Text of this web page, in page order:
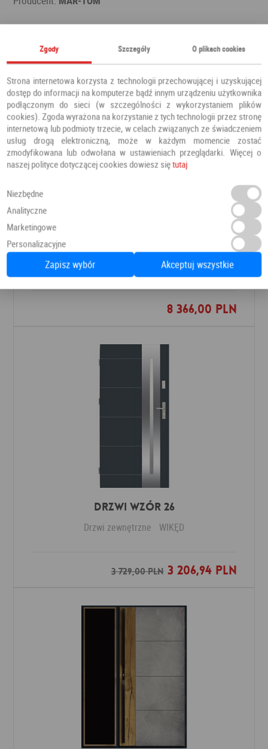
Polecamy również
Drzwi zewnętrzne Barański
8 366,00 PLN
Dodaj do ulubionych
Drzwi Wzór 26
Drzwi zewnętrzne WIKĘD
3 729,00 PLN3 206,94 PLN
Dodaj do ulubionych
Zgody Szczegóły O plikach cookies
Strona internetowa korzysta z technologii przechowującej i uzyskującej
dostęp do informacji na komputerze bądź innym urządzeniu użytkownika
podłączonym do sieci (w szczególności z wykorzystaniem plików
cookies). Zgoda wyrażona na korzystanie z tych technologii przez stronę
internetową lub podmioty trzecie, w celach związanych ze świadczeniem
usług drogą elektroniczną, może w każdym momencie zostać
zmodyfikowana lub odwołana w ustawieniach przeglądarki. Więcej o
naszej polityce dotyczącej cookies dowiesz siętutaj
Niezbędne
Analityczne
Marketingowe
Personalizacyjne
Zapisz wybór Akceptuj wszystkie